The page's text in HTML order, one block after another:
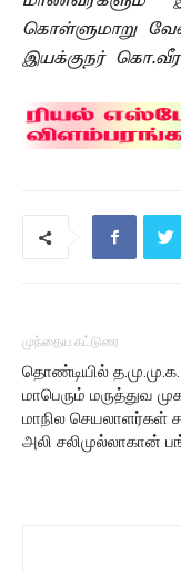
கொள்ளுமாறு
இயக்குநர் கொ.வீர
முந்தைய கட்டுரை
தொண்டியில் த.மு.மு.க.
மாபெரும் மருத்துவ
மாநில செயலாளர்கள்
அலி சலிமுல்லாகான்